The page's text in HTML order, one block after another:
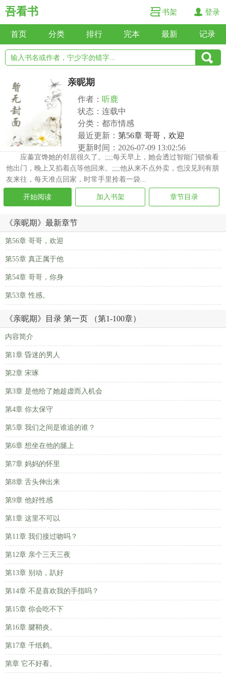
吾看书 书架 登录
首页 分类 排行 完本 最新 记录
亲昵期
作者： 听鹿
状态：连载中
分类：都市情感
最近更新： 第56章 哥哥，欢迎
更新时间：2026-07-09 13:02:56
应蓁宜馋她的邻居很久了。;;;;每天早上，她会透过智能门锁偷看
他出门，晚上又掐着点等他回来。;;;;他从来不点外卖，也没见到有朋
友来往，每天准点回家，时常手里拎着一袋...
开始阅读 加入书架 章节目录
《亲昵期》最新章节
第56章 哥哥，欢迎
第55章 真正属于他
第54章 哥哥，你身
第53章 性感。
《亲昵期》目录 第一页 （第1-100章）
内容简介
第1章 昏迷的男人
第2章 宋琢
第3章 是他给了她趁虚而入机会
第4章 你太保守
第5章 我们之间是谁追的谁？
第6章 想坐在他的腿上
第7章 妈妈的怀里
第8章 舌头伸出来
第9章 他好性感
第1章 这里不可以
第11章 我们接过吻吗？
第12章 亲个三天三夜
第13章 别动，趴好
第14章 不是喜欢我的手指吗？
第15章 你会吃不下
第16章 腱鞘炎。
第17章 千纸鹤。
第章 它不好看。